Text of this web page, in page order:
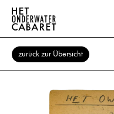
zurück zur Übersicht